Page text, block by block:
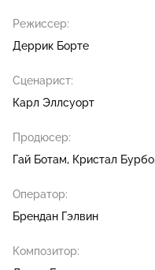
Режиссер:
Деррик Борте
Сценарист:
Карл Эллсуорт
Продюсер:
Гай Ботам
Кристал Бурбо
Оператор:
Брендан Гэлвин
Композитор: